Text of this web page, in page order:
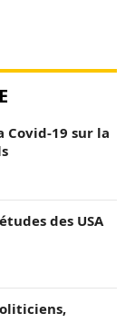
Covid-19 sur la
des USA